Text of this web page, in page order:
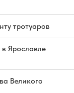
тротуаров
Ярославле
Великого